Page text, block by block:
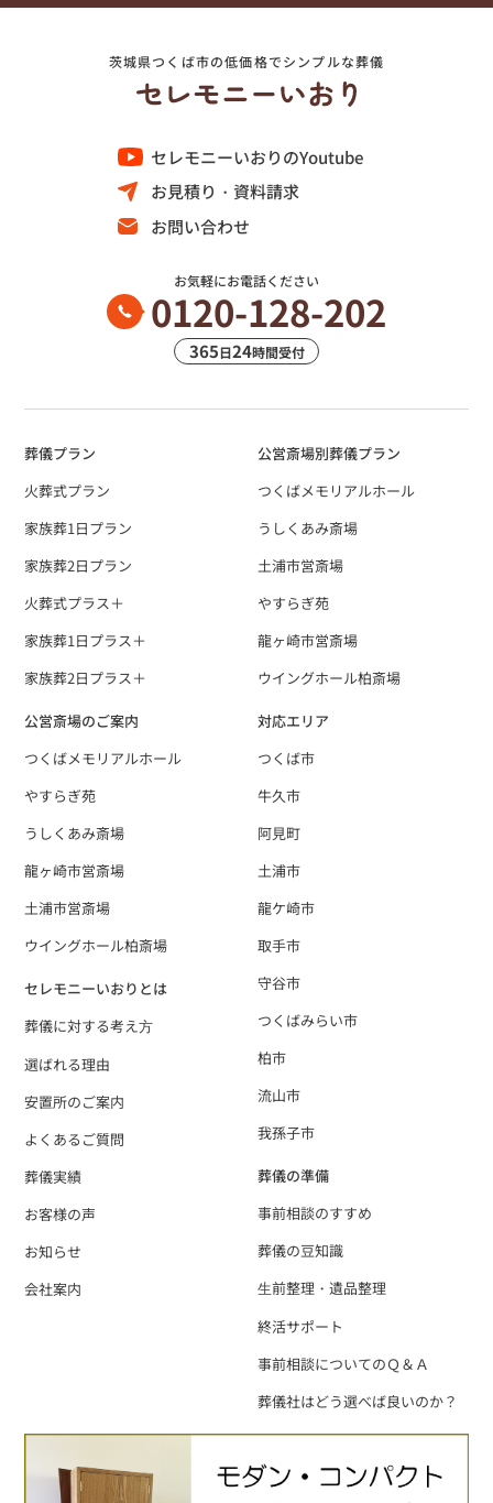
茨城県つくば市の低価格でシンプルな葬儀
セレモニーいおりのYoutube
お見積り・資料請求
お問い合わせ
お気軽にお電話ください
0120-128-202
365日24時間受付
葬儀プラン
火葬式プラン
家族葬1日プラン
家族葬2日プラン
火葬式プラス＋
家族葬1日プラス＋
家族葬2日プラス＋
公営斎場別葬儀プラン
つくばメモリアルホール
うしくあみ斎場
土浦市営斎場
やすらぎ苑
龍ヶ崎市営斎場
ウイングホール柏斎場
公営斎場のご案内
つくばメモリアルホール
やすらぎ苑
うしくあみ斎場
龍ヶ崎市営斎場
土浦市営斎場
ウイングホール柏斎場
対応エリア
つくば市
牛久市
阿見町
土浦市
龍ケ崎市
取手市
守谷市
つくばみらい市
柏市
流山市
我孫子市
セレモニーいおりとは
葬儀に対する考え⽅
選ばれる理由
安置所のご案内
よくあるご質問
葬儀実績
お客様の声
お知らせ
会社案内
葬儀の準備
事前相談のすすめ
葬儀の豆知識
⽣前整理・遺品整理
終活サポート
事前相談についてのＱ＆Ａ
葬儀社はどう選べば良いのか？